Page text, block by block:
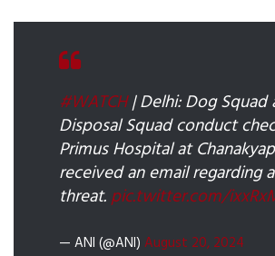
#WATCH| Delhi: Dog Squad
Disposal Squad conduct
Primus Hospital at
received an email regarding
threat.pic.twitter.com/
— ANI (@ANI) August 20, 2024